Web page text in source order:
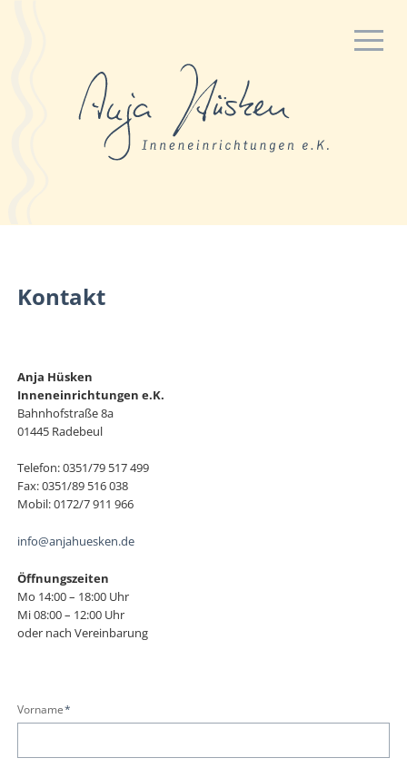
Kontakt
Anja Hüsken
Inneneinrichtungen e.K.
Bahnhofstraße 8a
01445 Radebeul
Telefon: 0351/79 517 499
Fax: 0351/89 516 038
Mobil: 0172/7 911 966
info@anjahuesken.de
Öffnungszeiten
Mo 14:00 – 18:00 Uhr
Mi 08:00 – 12:00 Uhr
oder nach Vereinbarung
Pflichtfeld
Vorname*